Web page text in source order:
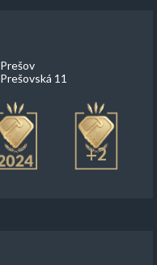
Prešov
Prešovská 11
+2